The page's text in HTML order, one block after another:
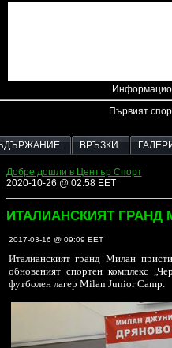
Първият
ВРЪЗКИ
Добре дошли в Център Спорт
2020-10-26 @ 02:58 EET
ИТАЛИАНСКИЯТ
2017-03-16 @ 09:09 EET
Италианският гранд Милан
обновеният спортен комплекс
футболен лагер Milan Junior Camp.